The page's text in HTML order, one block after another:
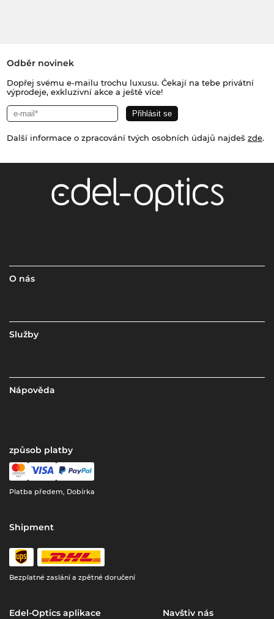
Odběr novinek
Dopřej svému e-mailu trochu luxusu. Čekají na tebe privátní
výprodeje, exkluzivní akce a ještě více!
Další informace o zpracování tvých osobních údajů najdeš zde.
O nás
Služby
Nápověda
způsob platby
Platba předem, Dobírka
Shipment
Bezplatné zaslání a zpětné doručení
Edel-Optics aplikace Navštiv nás